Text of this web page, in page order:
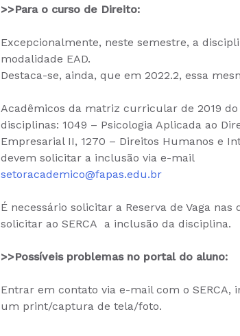
>>Para o curso de Direito:
Excepcionalmente, neste semestre, a
modalidade EAD.
Destaca-se, ainda, que em 2022.2, essa
Acadêmicos da matriz curricular de 2019
disciplinas: 1049 – Psicologia Aplicada ao
Empresarial II, 1270 – Direitos Humanos e
devem solicitar a inclusão via e-mail
setoracademico@fapas.edu.br
É necessário solicitar a Reserva de Vaga
solicitar ao SERCA a inclusão da disciplina.
>>Possíveis problemas no portal do aluno:
Entrar em contato via e-mail com o
um print/captura de tela/foto.